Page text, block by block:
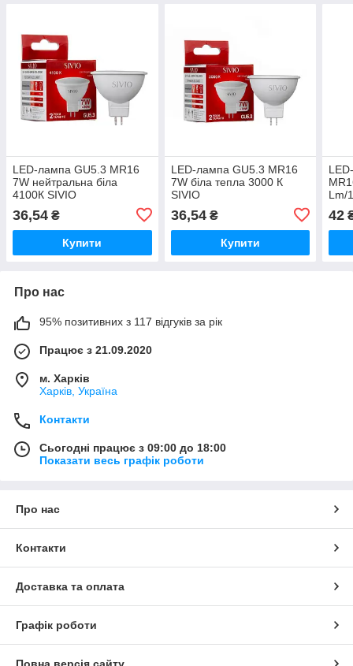
LED-лампа GU5.3 MR16
7W нейтральна біла
4100К SIVIO
36,54 ₴
Купити
LED-лампа GU5.3 MR16
7W біла тепла 3000 К
SIVIO
36,54₴
Купити
Lm/
42
Про нас
95% позитивних з 117 відгуків за рік
Працює з 21.09.2020
м. Харків
Харків, Україна
Контакти
Сьогодні працює з 09:00 до 18:00
Показати весь графік роботи
Про нас
Контакти
Доставка та оплата
Графік роботи